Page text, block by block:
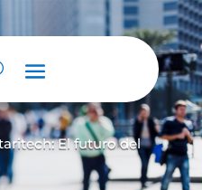
El futuro del